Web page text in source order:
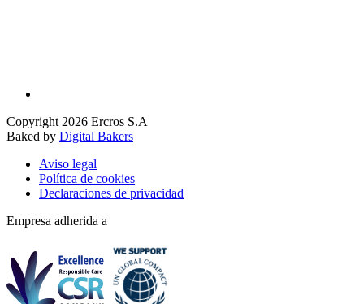
Copyright 2026 Ercros S.A
Baked by Digital Bakers
Aviso legal
Política de cookies
Declaraciones de privacidad
Empresa adherida a